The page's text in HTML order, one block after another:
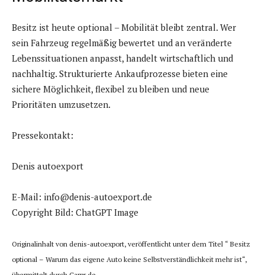
Besitz ist heute optional – Mobilität bleibt zentral. Wer
sein Fahrzeug regelmäßig bewertet und an veränderte
Lebenssituationen anpasst, handelt wirtschaftlich und
nachhaltig. Strukturierte Ankaufprozesse bieten eine
sichere Möglichkeit, flexibel zu bleiben und neue
Prioritäten umzusetzen.
Pressekontakt:
Denis autoexport
E-Mail: info@denis-autoexport.de
Copyright Bild: ChatGPT Image
Originalinhalt von denis-autoexport, veröffentlicht unter dem Titel “ Besitz
optional – Warum das eigene Auto keine Selbstverständlichkeit mehr ist“,